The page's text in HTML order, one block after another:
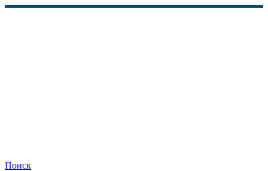
Поиск